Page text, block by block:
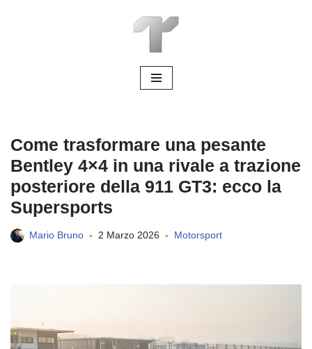
Come trasformare una pesante
Bentley 4×4 in una rivale a trazione
posteriore della 911 GT3: ecco la
Supersports
Mario Bruno 2 Marzo 2026 Motorsport